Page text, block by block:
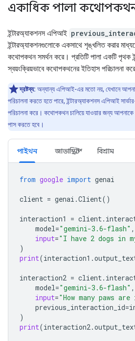
একাধিক পালা
ইন্টারঅ্যাকশনস এপিআই
ইন্টারঅ্যাকশনগুলোকে একসাথে শৃঙ্খলিত করার
কথোপকথন সমর্থন করে। প্রতিটি পালা একটি পৃথক
স্বয়ংক্রিয়ভাবে কথোপকথনের ইতিহাস পরিচালনা
দ্রষ্টব্য: অন্যান্য এপিআই-এর মতো নয়, যেখানে
পরিচালনা করতে হতে পারে, ইন্টারঅ্যাকশনস এপিআই
পরিচালনা করে। কথোপকথন চালিয়ে যাওয়ার জন্য আপনাকে
পাস করতে হবে।
পাইথন জাভাস্ক্রিপ্ট বিশ্রাম
from google import genai
client = genai .Client()
interaction1 = client.
model="gemini-3.6-flash" ,
input="I have 2 dogs in
)
print(interaction1 .
interaction2 = client.
model="gemini-3.6-flash" ,
input="How many paws
previous_interaction_id=
)
print(interaction2.